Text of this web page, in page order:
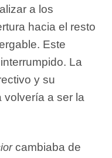
a los
hacia el resto
Este
La
y su
volvería a ser la
cambiaba de